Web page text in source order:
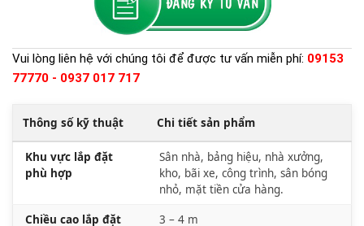
Vui lòng liên hệ với chúng tôi để được tư vấn miễn phí: 09153
77770 - 0937 017 717
Thông số kỹ thuật Chi tiết sản phẩm
Khu vực lắp đặt
phù hợp
Sân nhà, bảng hiệu, nhà xưởng,
kho, bãi xe, công trình, sân bóng
nhỏ, mặt tiền cửa hàng.
Chiều cao lắp đặt 3 – 4 m